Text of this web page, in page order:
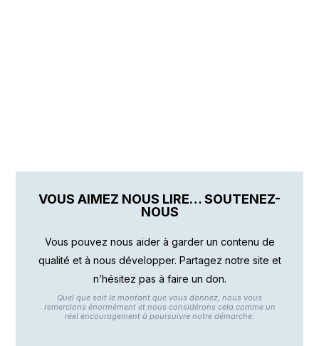
VOUS AIMEZ NOUS LIRE… SOUTENEZ-
NOUS
Vous pouvez nous aider à garder un contenu de
qualité et à nous développer. Partagez notre site et
n’hésitez pas à faire un don.
Quel que soit le montant que vous donnez, nous vous
remercions énormément et nous considérons cela comme un
réel encouragement à poursuivre notre démarche.